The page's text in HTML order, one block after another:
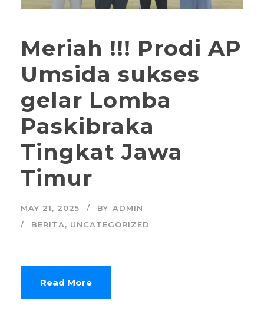
Meriah !!! Prodi AP
Umsida sukses
gelar Lomba
Paskibraka
Tingkat Jawa
Timur
MAY 21, 2025 BY ADMIN
BERITA, UNCATEGORIZED
Read More